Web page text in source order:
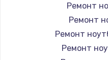
Ремонт
Ремонт
Ремонт
Ремонт